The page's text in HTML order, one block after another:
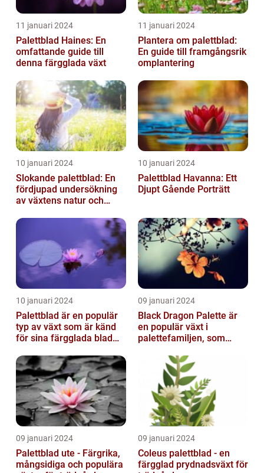
11 januari 2024
Palettblad Haines: En
omfattande guide till
denna färgglada växt
11 januari 2024
Plantera om palettblad:
En guide till framgångsrik
omplantering
10 januari 2024
Slokande palettblad: En
fördjupad undersökning
av växtens natur och
10 januari 2024
Palettblad Havanna: Ett
Djupt Gående Porträtt
10 januari 2024
Palettblad är en populär
typ av växt som är känd
för sina färgglada blad
egenskaper...
09 januari 2024
Black Dragon Palette är
en populär växt i
palettefamiljen, som
mörka, nästan sv...
09 januari 2024
Palettblad ute - Färgrika,
mångsidiga och populära
09 januari 2024
Coleus palettblad - en
färgglad prydnadsväxt för